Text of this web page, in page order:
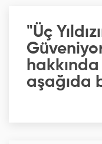
"Üç
aşağıda